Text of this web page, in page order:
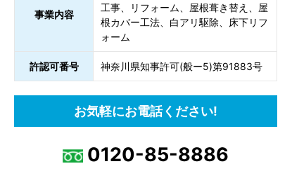
事業内容
工事、リフォーム、屋根葺き替え、屋
根カバー工法、白アリ駆除、床下リフ
ォーム
許認可番号 神奈川県知事許可(般ー5)第91883号
お気軽にお電話ください!
0120-85-8886